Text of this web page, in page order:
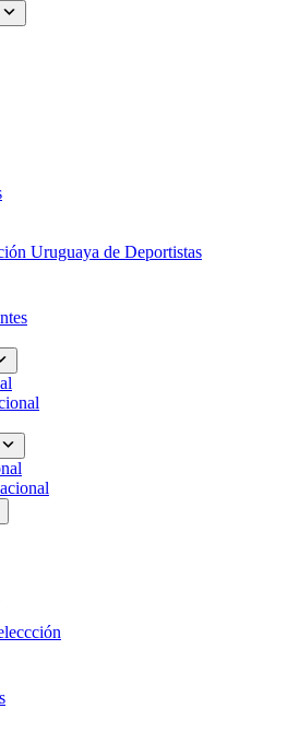
Uruguaya de Deportistas